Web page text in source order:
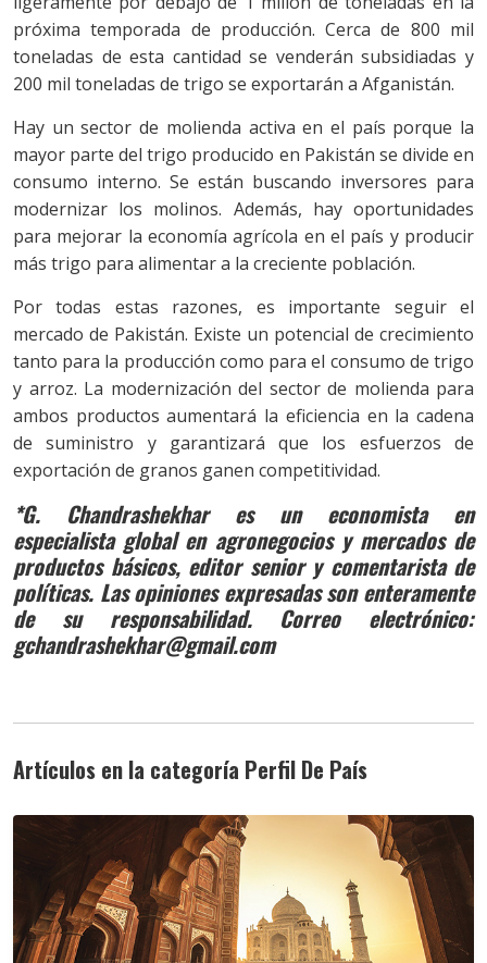
próxima temporada de producción. Cerca de 800 mil
toneladas de esta cantidad se venderán subsidiadas y
200 mil toneladas de trigo se exportarán a Afganistán.
Hay un sector de molienda activa en el país porque la
mayor parte del trigo producido en Pakistán se divide en
consumo interno. Se están buscando inversores para
modernizar los molinos. Además, hay oportunidades
para mejorar la economía agrícola en el país y producir
más trigo para alimentar a la creciente población.
Por todas estas razones, es importante seguir el
mercado de Pakistán. Existe un potencial de crecimiento
tanto para la producción como para el consumo de trigo
y arroz. La modernización del sector de molienda para
ambos productos aumentará la eficiencia en la cadena
de suministro y garantizará que los esfuerzos de
exportación de granos ganen competitividad.
*G. Chandrashekhar es un economista en
especialista global en agronegocios y mercados de
productos básicos, editor senior y comentarista de
políticas. Las opiniones expresadas son enteramente
de su responsabilidad. Correo electrónico:
gchandrashekhar@gmail.com
Artículos en la categoría Perfil De País